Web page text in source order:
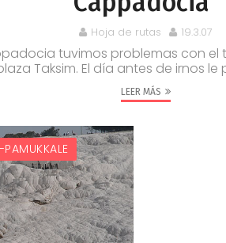
Hoja de rutas 19.3.07
tuvimos problemas con
Taksim. El día antes de irnos le
LEER MÁS